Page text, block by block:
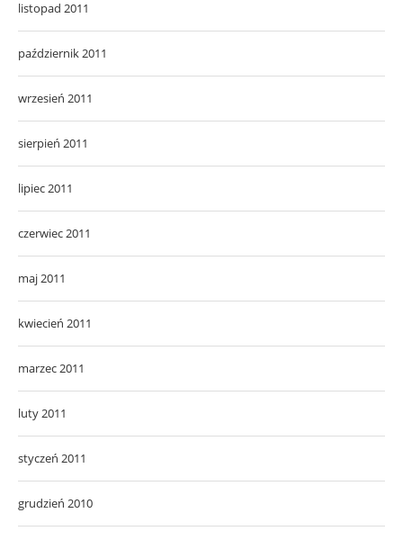
listopad 2011
październik 2011
wrzesień 2011
sierpień 2011
lipiec 2011
czerwiec 2011
maj 2011
kwiecień 2011
marzec 2011
luty 2011
styczeń 2011
grudzień 2010